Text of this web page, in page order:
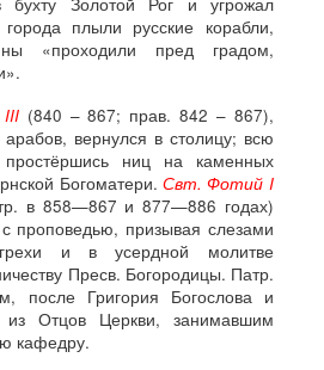
Золотой Рог и угрожал
плыли русские корабли,
«проходили пред градом,
(840 – 867; прав. 842 – 867),
вернулся в столицу; всю
ниц на каменных
Богоматери. Свт. Фотий I
в 858—867 и 877—886 годах)
проповедью, призывая слезами
и в усердной молитве
Пресв. Богородицы. Патр.
после Григория Богослова и
из Отцов Церкви, занимавшим
кафедру.